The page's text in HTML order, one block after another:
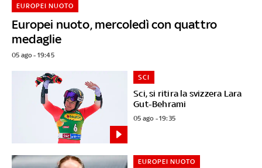
Europei nuoto, mercoledì con quattro
medaglie
EUROPEI NUOTO
05 ago - 19:45
Sci, si ritira la svizzera Lara
Gut-Behrami
SCI
05 ago - 19:35
EUROPEI NUOTO